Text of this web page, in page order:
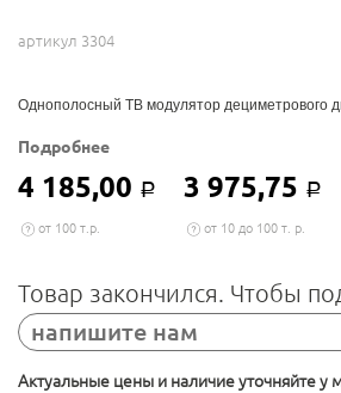
артикул 3304
Однополосный ТВ модулятор дециметрового
Подробнее
4 185,00 Р 3 975,75 Р
от 100 т.р. от 10 до 100 т. р.
Товар закончился. Чтобы
напишите нам
Актуальные цены и наличие уточняйте у